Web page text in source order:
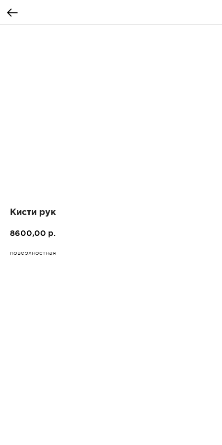
Кисти рук
8600,00 р.
поверхностная